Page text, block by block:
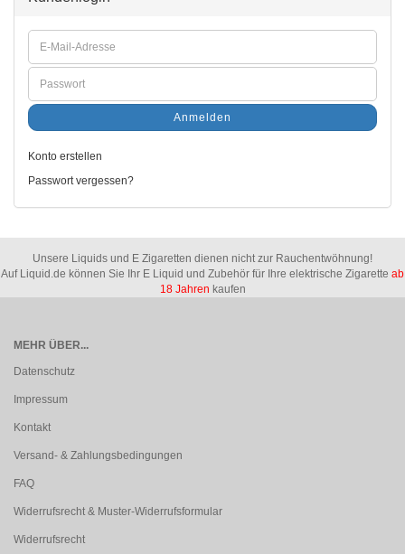
Anmelden
Konto erstellen
Passwort vergessen?
Unsere Liquids und E Zigaretten dienen nicht zur Rauchentwöhnung!
Auf Liquid.de können Sie Ihr E Liquid und Zubehör für Ihre elektrische Zigarette ab
18 Jahren kaufen
MEHR ÜBER...
Datenschutz
Impressum
Kontakt
Versand- & Zahlungsbedingungen
FAQ
Widerrufsrecht & Muster-Widerrufsformular
Widerrufsrecht